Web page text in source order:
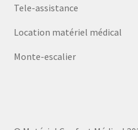
Tele-assistance
Location matériel médical
Monte-escalier